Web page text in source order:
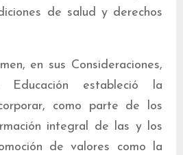
de salud y derechos
en sus Consideraciones,
estableció la
como parte de los
integral de las y los
de valores como la